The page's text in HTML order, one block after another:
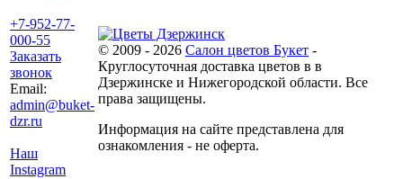
+7-952-77-
000-55
Заказать
звонок
Email:
admin@buket-
dzr.ru
Наш
Instagram
© 2009 - 2026 Салон цветов Букет -
Круглосуточная доставка цветов в в
Дзержинске и Нижегородской области. Все
права защищены.
Информация на сайте представлена для
ознакомления - не оферта.